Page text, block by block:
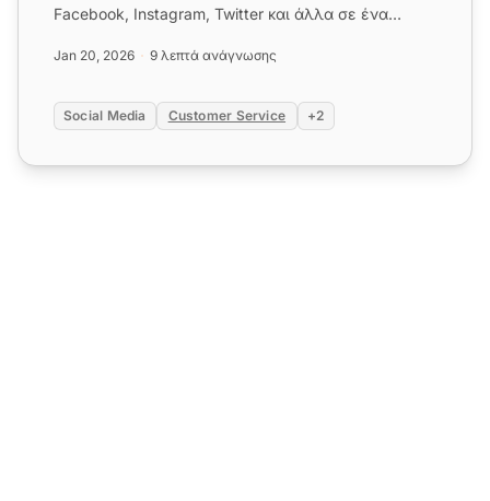
Facebook, Instagram, Twitter και άλλα σε ένα
Jan 20, 2026 9 λεπτά ανάγνωσης
Social Media Customer Service +2